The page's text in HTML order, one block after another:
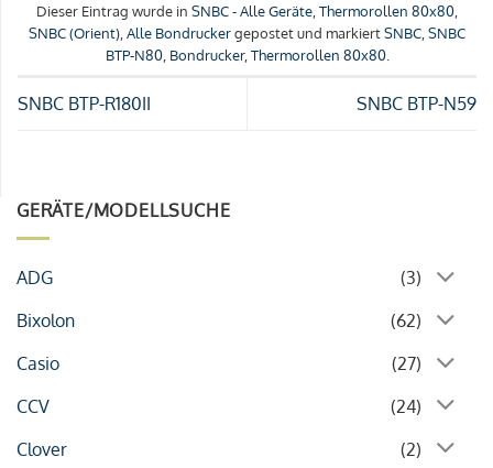
GERÄTE/MODELLSUCHE
ADG
(3)
Bixolon
(62)
Casio
(27)
CCV
(24)
Clover
(2)
Dieser Eintrag wurde in SNBC - Alle Geräte Thermorollen 80x80
SNBC (Orient) Alle Bondruckergepostet und markiertSNBC SNBC
BTP-N80, Bondrucker, Thermorollen 80x80.
SNBC BTP-R180II SNBC BTP-N59